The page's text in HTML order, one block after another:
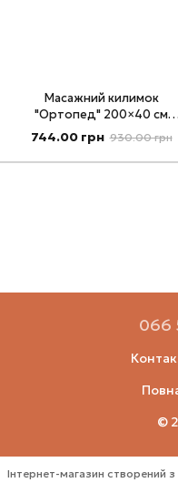
Масажний килимок
"Ортопед" 200×40 см
червоний
744.00 грн 930.00 грн
066
©
Інтернет-магазин створений